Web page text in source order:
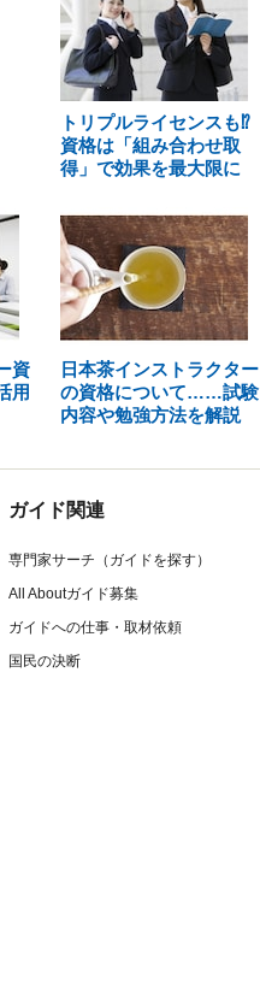
トリプルライセンスも⁉
資格は「組み合わせ取
得」で効果を最大限に
資
用
日本茶インストラクター
の資格について……試験
内容や勉強方法を解説
ガイド関連
専門家サーチ（ガイドを探す）
All Aboutガイド募集
ガイドへの仕事・取材依頼
国民の決断